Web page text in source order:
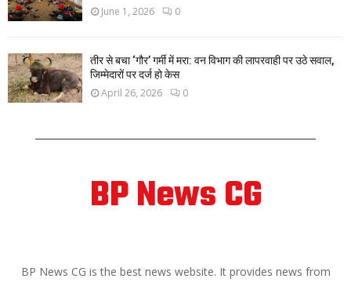
June 1, 2026 0
तीर से बचा ‘गौर’ गर्मी में मरा: वन विभाग की लापरवाही पर उठे सवाल,
जिम्मेदारों पर दर्ज हो केस
April 26, 2026 0
BP News CG
BP News CG is the best news website. It provides news from